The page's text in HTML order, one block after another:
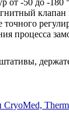
от -50 до -180
процесса
CryoMed,